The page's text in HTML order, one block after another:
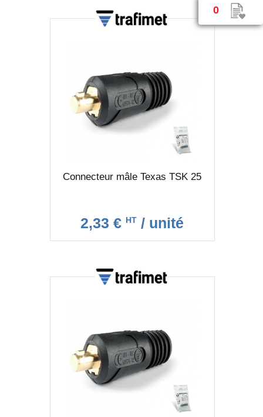
0
Connecteur mâle Texas TSK 25
2,33 € HT / unité